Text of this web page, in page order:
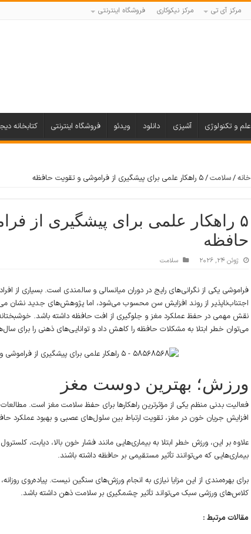
مرکز آی تی مرکز نیکوکاری فروشگاه اینترنتی
علم و تکنولوژی آشپزی دانلود ویدئو فروشگاه اینترنتی کتابخانه
خانه/سلامت/۵ راهکار علمی برای پیشگیری از فراموشی و تقویت حافظه
۵ راهکار علمی برای پیشگیری از
حافظه
ژوئن 24, 2026 سلامت
فراموشی یکی از نگرانی‌های رایج در دوران میانسالی و سالمندی است. بسیاری از
اجتناب‌ناپذیر از روند افزایش سن محسوب می‌شود، اما پژوهش‌های جدید نشان
نقش مهمی در حفظ عملکرد مغز و جلوگیری از افت حافظه داشته باشد. خوشبختانه
می‌توان خطر ابتلا به مشکلات حافظه را کاهش داد و توانایی‌های ذهنی را برای
ورزش؛ بهترین دوست مغز
فعالیت بدنی منظم یکی از مؤثرترین راهکارها برای حفظ سلامت مغز است.
افزایش جریان خون در مغز، تقویت ارتباط بین سلول‌های عصبی و بهبود عملکرد
علاوه بر این، ورزش خطر ابتلا به بیماری‌هایی مانند فشار خون بالا، دیابت،
بیماری‌هایی که می‌توانند تأثیر مستقیمی بر حافظه داشته باشند.
برای بهره‌مندی از این مزایا نیازی به انجام ورزش‌های سنگین نیست. پیاده‌روی
کلاس‌های ورزشی سبک می‌تواند تأثیر چشمگیری بر سلامت ذهن داشته باشد.
مقالات مرتبط :